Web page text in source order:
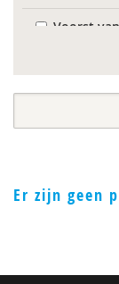
Voorst
Wilna A.J.
NORA
Antonia
Sanne
Er zijn geen